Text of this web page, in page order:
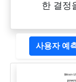
한 결정
사용자 예